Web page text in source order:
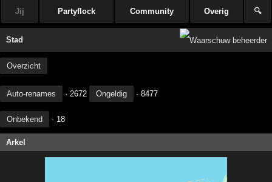
Jij Partyflock Community Overig 🔍
Stad
Overzicht
Auto-renames · 2672 Ongeldig · 8477
Onbekend · 18
Arkel